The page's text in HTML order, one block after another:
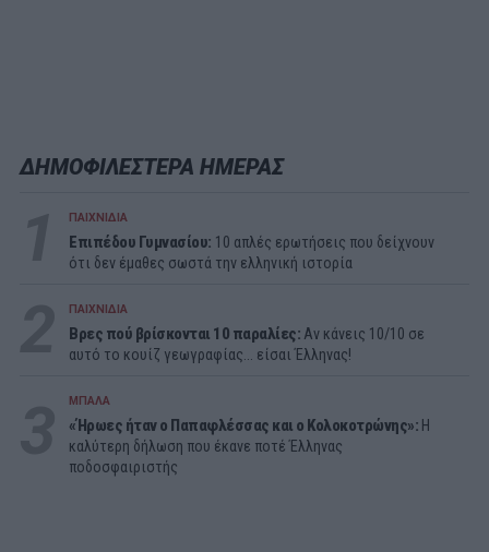
ΔΗΜΟΦΙΛΕΣΤΕΡΑ ΗΜΕΡΑΣ
ΠΑΙΧΝΙΔΙΑ
Επιπέδου Γυμνασίου: 10 απλές ερωτήσεις που δείχνουν
ότι δεν έμαθες σωστά την ελληνική ιστορία
ΠΑΙΧΝΙΔΙΑ
Βρες πού βρίσκονται 10 παραλίες: Αν κάνεις 10/10 σε
αυτό το κουίζ γεωγραφίας... είσαι Έλληνας!
ΜΠΑΛΑ
«Ήρωες ήταν ο Παπαφλέσσας και ο Κολοκοτρώνης»: Η
καλύτερη δήλωση που έκανε ποτέ Έλληνας
ποδοσφαιριστής